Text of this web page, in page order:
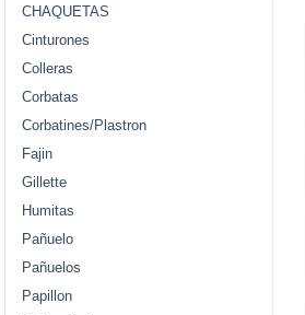
CHAQUETAS
Cinturones
Colleras
Corbatas
Corbatines/Plastron
Fajin
Gillette
Humitas
Pañuelo
Pañuelos
Papillon